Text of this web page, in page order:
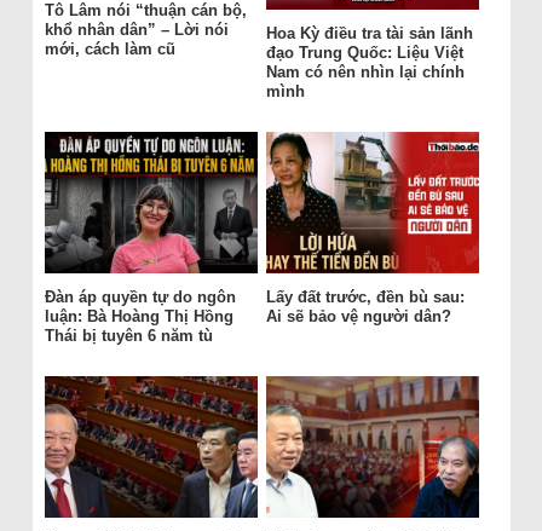
Tô Lâm nói “thuận cán bộ,
khổ nhân dân” – Lời nói
mới, cách làm cũ
Hoa Kỳ điều tra tài sản lãnh
đạo Trung Quốc: Liệu Việt
Nam có nên nhìn lại chính
mình
Đàn áp quyền tự do ngôn
luận: Bà Hoàng Thị Hồng
Thái bị tuyên 6 năm tù
Lấy đất trước, đền bù sau:
Ai sẽ bảo vệ người dân?